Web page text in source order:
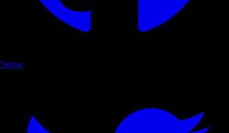
Twitter